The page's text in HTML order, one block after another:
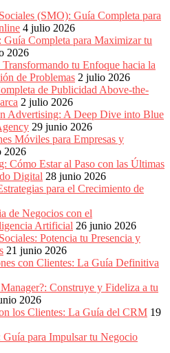
(SMO): Guía Completa para
4 julio 2026
Completa para Maximizar tu
2026
tu Enfoque hacia la
de Problemas 2 julio 2026
de Publicidad Above-the-
2 julio 2026
Advertising: A Deep Dive into Blue
29 junio 2026
Móviles para Empresas y
2026
Cómo Estar al Paso con las Últimas
Digital 28 junio 2026
para el Crecimiento de
de Negocios con el
Artificial 26 junio 2026
Potencia tu Presencia y
21 junio 2026
con Clientes: La Guía Definitiva
Construye y Fideliza a tu
2026
los Clientes: La Guía del CRM 19
Guía para Impulsar tu Negocio